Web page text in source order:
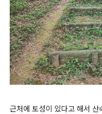
근처에 토성이 있다고 해서 산